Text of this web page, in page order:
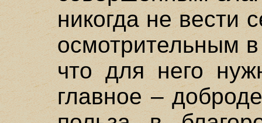
никогда не вести
осмотрительным
что для него
главное –